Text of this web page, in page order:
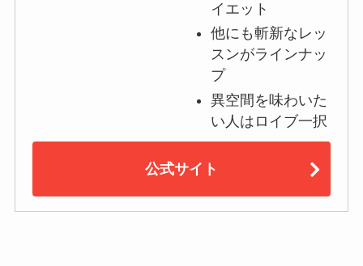
イエット
他にも斬新なレッ
スンがラインナッ
プ
異空間を味わいた
い人はロイブ一択
公式サイト